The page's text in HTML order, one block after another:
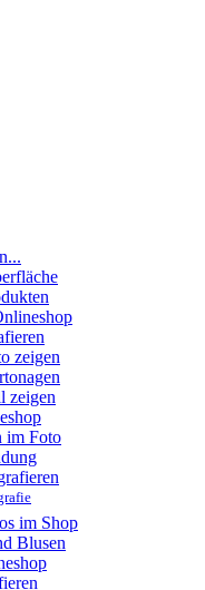
zeigen
zeigen
im Foto
im Shop
Blusen